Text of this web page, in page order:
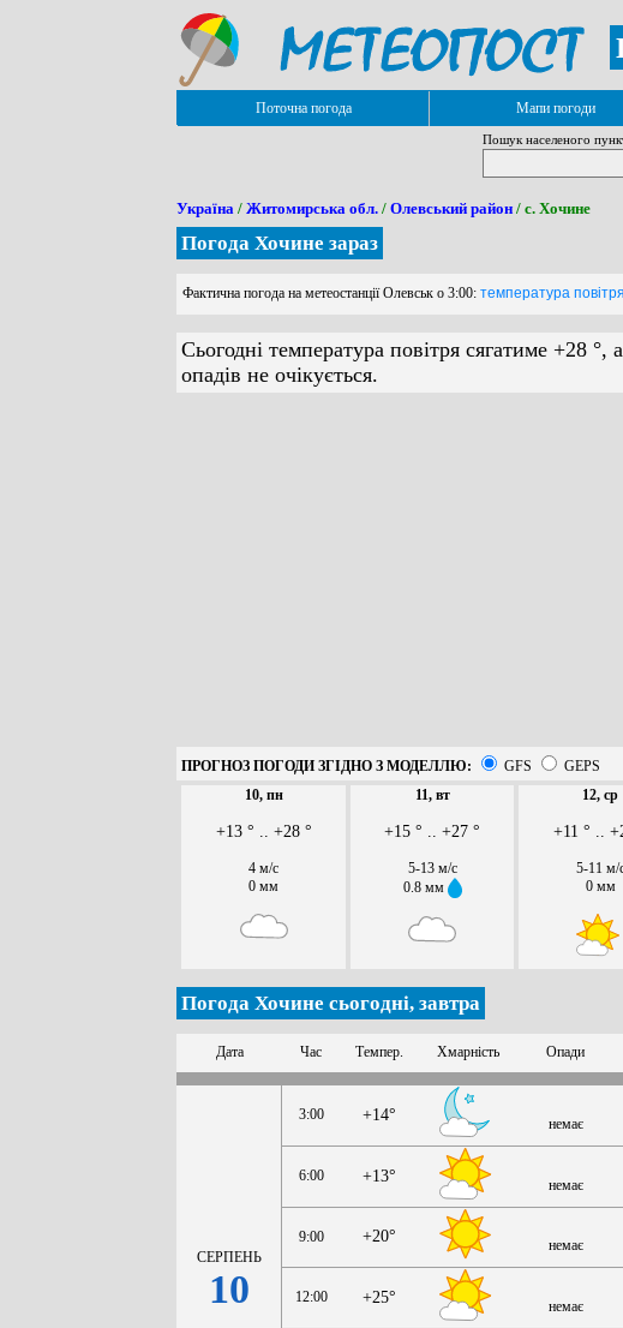
Поточна погода Мапи погоди
Пошук населеного
Україна / Житомирська обл. / Олевський район / с. Хочине
Погода Хочине зараз
Фактична погода на метеостанції Олевськ о 3:00: температура
Сьогодні температура повітря сягатиме +28
опадів не очікується.
ПРОГНОЗ ПОГОДИ ЗГІДНО З МОДЕЛЛЮ: GFS
GEPS
10, пн
+13 ° .. +28 °
4 м/с
0 мм
11, вт
+15 ° .. +27 °
5-13 м/с
0.8 мм
12, ср
+11 ° ..
5-11 м/
0 мм
Погода Хочине сьогодні, завтра
Дата Час Темпер. Хмарність Опади
СЕРПЕНЬ
10
3:00 +14° немає
6:00 +13° немає
9:00 +20° немає
12:00 +25° немає